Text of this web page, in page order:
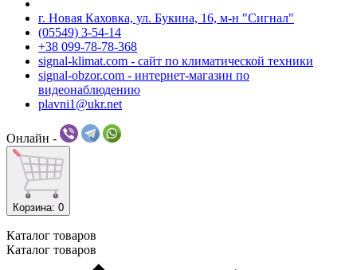
г. Новая Каховка, ул. Букина, 16, м-н "Сигнал"
(05549) 3-54-14
+38 099-78-78-368
signal-klimat.com - сайт по климатической техники
signal-obzor.com - интернет-магазин по
видеонаблюдению
plavni1@ukr.net
Онлайн -
Корзина: 0
Каталог товаров
Каталог товаров